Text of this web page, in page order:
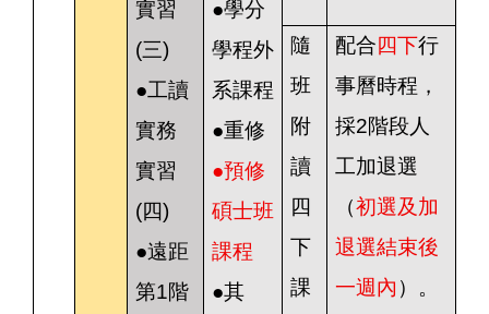
實習
(三)
●工讀
實務
實習
(四)
●遠距
第1階
●學分
學程外
系課程
●重修
●預修
碩士班
課程
●其
隨
班
附
讀
四
下
課
配合四下行
事曆時程，
採2階段人
工加退選
（初選及加
退選結束後
一週內 ）。